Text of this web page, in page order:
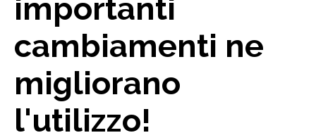
importanti
cambiamenti ne
migliorano
l'utilizzo!